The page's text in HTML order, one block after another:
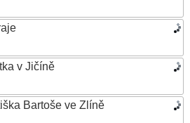
v Jičíně
Bartoše ve Zlíně